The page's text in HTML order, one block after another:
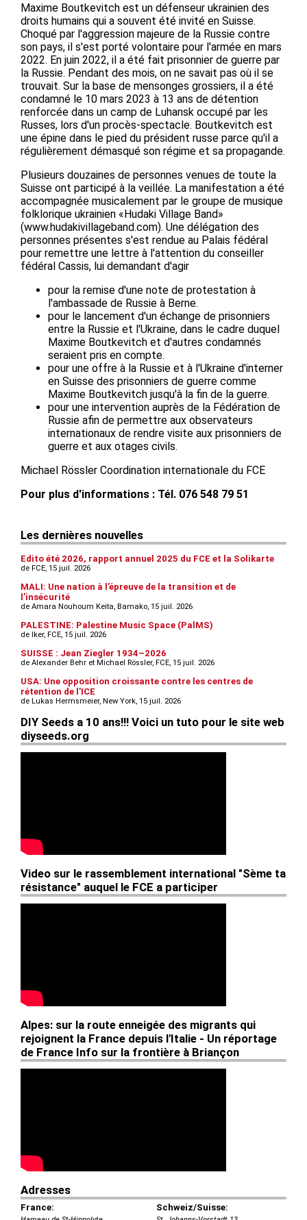
Maxime Boutkevitch est un défenseur ukrainien des
droits humains qui a souvent été invité en Suisse.
Choqué par l'aggression majeure de la Russie contre
son pays, il s'est porté volontaire pour l'armée en mars
2022. En juin 2022, il a été fait prisonnier de guerre par
la Russie. Pendant des mois, on ne savait pas où il se
trouvait. Sur la base de mensonges grossiers, il a été
condamné le 10 mars 2023 à 13 ans de détention
renforcée dans un camp de Luhansk occupé par les
Russes, lors d'un procès-spectacle. Boutkevitch est
une épine dans le pied du président russe parce qu'il a
régulièrement démasqué son régime et sa propagande.
Plusieurs douzaines de personnes venues de toute la
Suisse ont participé à la veillée. La manifestation a été
accompagnée musicalement par le groupe de musique
folklorique ukrainien «Hudaki Village Band»
(www.hudakivillageband.com). Une délégation des
personnes présentes s'est rendue au Palais fédéral
pour remettre une lettre à l'attention du conseiller
fédéral Cassis, lui demandant d'agir
pour la remise d'une note de protestation à
l'ambassade de Russie à Berne.
pour le lancement d'un échange de prisonniers
entre la Russie et l'Ukraine, dans le cadre duquel
Maxime Boutkevitch et d'autres condamnés
seraient pris en compte.
pour une offre à la Russie et à l'Ukraine d'interner
en Suisse des prisonniers de guerre comme
Maxime Boutkevitch jusqu'à la fin de la guerre.
pour une intervention auprès de la Fédération de
Russie afin de permettre aux observateurs
internationaux de rendre visite aux prisonniers de
guerre et aux otages civils.
Michael Rössler Coordination internationale du FCE
Pour plus d'informations : Tél. 076 548 79 51